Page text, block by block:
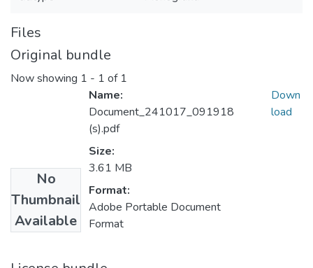
Files
Original bundle
Now showing 1 - 1 of 1
No
Thumbnail
Available
Name:
Document_241017_091918
(s).pdf
Size:
3.61 MB
Format:
Adobe Portable Document
Format
Down
load